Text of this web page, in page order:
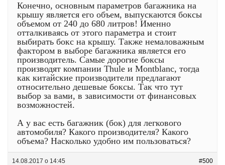
Конечно, основным параметров багажника на
крышу является его объем, выпускаются боксы
объемом от 240 до 680 литров! Именно
отталкиваясь от этого параметра и стоит
выбирать бокс на крышу. Также немаловажным
фактором в выборе багажника является его
производитель. Самые дорогие боксы
производят компании Thule и Montblanc, тогда
как китайские производители предлагают
относительно дешевые боксы. Так что тут
выбор за вами, в зависимости от финансовых
возможностей.
А у вас есть багажник (бок) для легкового
автомобиля? Какого производителя? Какого
объема? Насколько удобно им пользоваться?
14.08.2017 о 14:45 #500